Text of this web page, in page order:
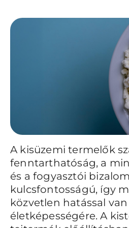
A kisüzemi termelők
fenntarthatóság, a
és a fogyasztói
kulcsfontosságú, így
közvetlen hatással
életképességére. A